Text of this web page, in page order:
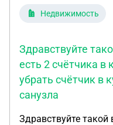
Недвижимость
Здравствуйте
есть 2 счётчика в
убрать счётчик в
санузла
Здравствуйте такой